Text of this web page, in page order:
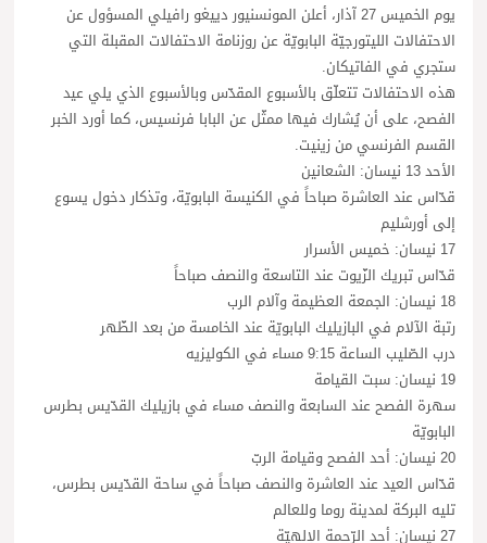
يوم الخميس 27 آذار، أعلن المونسنيور دييغو رافيلي المسؤول عن
الاحتفالات الليتورجيّة البابويّة عن روزنامة الاحتفالات المقبلة التي
ستجري في الفاتيكان.
هذه الاحتفالات تتعلّق بالأسبوع المقدّس وبالأسبوع الذي يلي عيد
الفصح، على أن يُشارك فيها ممثّل عن البابا فرنسيس، كما أورد الخبر
القسم الفرنسي من زينيت.
الأحد 13 نيسان: الشعانين
قدّاس عند العاشرة صباحاً في الكنيسة البابويّة، وتذكار دخول يسوع
إلى أورشليم
17 نيسان: خميس الأسرار
قدّاس تبريك الزّيوت عند التاسعة والنصف صباحاً
18 نيسان: الجمعة العظيمة وآلام الرب
رتبة الآلام في البازيليك البابويّة عند الخامسة من بعد الظّهر
درب الصّليب الساعة 9:15 مساء في الكوليزيه
19 نيسان: سبت القيامة
سهرة الفصح عند السابعة والنصف مساء في بازيليك القدّيس بطرس
البابويّة
20 نيسان: أحد الفصح وقيامة الربّ
قدّاس العيد عند العاشرة والنصف صباحاً في ساحة القدّيس بطرس،
تليه البركة لمدينة روما وللعالم
27 نيسان: أحد الرّحمة الإلهيّة